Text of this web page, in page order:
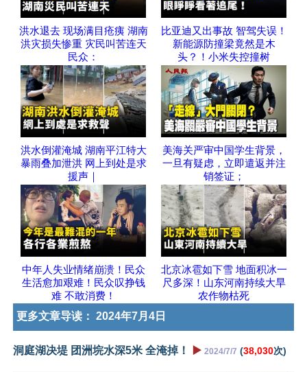
洪水退去 现场满目疮痍 湖南
洪灾损失惨重 灾民叫苦连天
民众：
比亚迪又出事故 智驾失误！
新能源防撞梁竟然是木
头？！小米失控撞树
洪水倒灌淹城 湖南平江特大
暴雨叠加泄洪 网上到处是求
援声｜
美海关严审中国学生背景，
一旦有疑虑，立即遣返并注
销签证；
中年人失业情绪崩溃！民众
生活愈加艰难！民众叹挣钱
难 不敢消费！
北京冰雹如下雪 地面积冰一
尺多深！山东河南持续大旱
农作物枯死
更多文章导读： 2024年7月4日
洞庭湖决堤 团洲垸水深5米 全淹掉！ ▶️ 2024/7/7 (38,030次)